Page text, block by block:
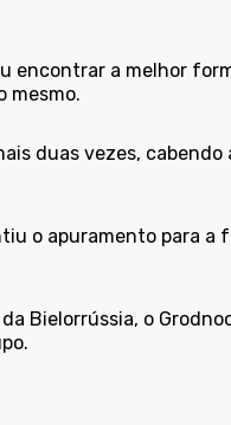
encontrar a melhor
mesmo.
duas vezes,
o apuramento para a
Bielorrússia, o